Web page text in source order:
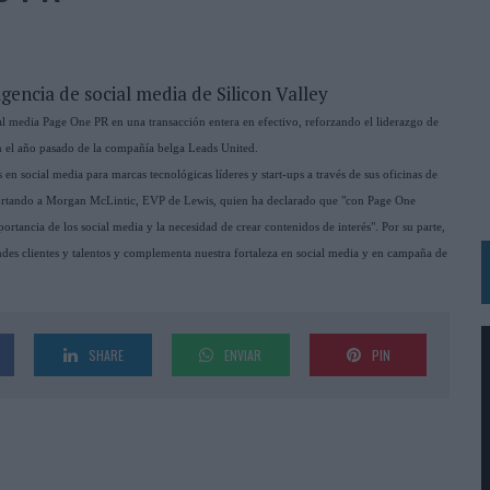
INSPIRADA EN CORNETTO, CALIPPO Y SOLERO
GESTIÓN DE SUS RELACIONES CON LOS MEDIOS
EN SU ÚLTIMA CAMPAÑA INTERNACIONAL
HOTELS & RESORTS
ORANGE
OPORTUNIDAD DE INCLUSIÓN
de social media de Silicon Valley
Page One PR en una transacción entera en efectivo, reforzando el liderazgo de
año pasado de la compañía belga Leads United.
social media para marcas tecnológicas líderes y start-ups a través de sus oficinas de
a Morgan McLintic, EVP de Lewis, quien ha declarado que "con Page One
de los social media y la necesidad de crear contenidos de interés". Por su parte,
clientes y talentos y complementa nuestra fortaleza en social media y en campaña de
SHARE ENVIAR PIN